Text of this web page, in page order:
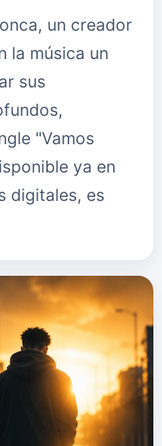
un creador
la música un
sus
"Vamos
ya en
digitales, es